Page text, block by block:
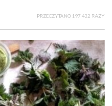
PRZECZYTANO 197 432 RAZY